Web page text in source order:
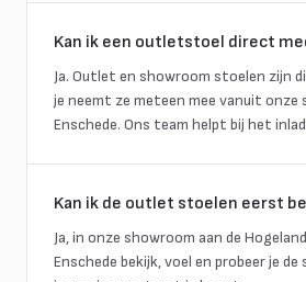
Kan ik een outletstoel direct
Ja. Outlet en showroom stoelen zijn
je neemt ze meteen mee vanuit onze
Enschede. Ons team helpt bij het
Kan ik de outlet stoelen eerst
Ja, in onze showroom aan de
Enschede bekijk, voel en probeer je